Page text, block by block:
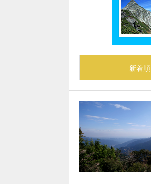
新着順